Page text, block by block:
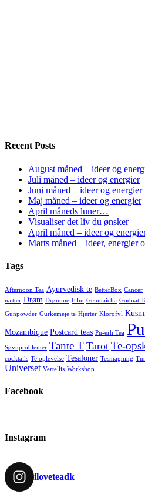
Recent Posts
August måned – ideer og
Juli måned – ideer og energier
Juni måned – ideer og energier
Maj måned – ideer og energier
April måneds luner…
Visualiser det liv du ønsker
April måned – ideer og
Marts måned – ideer, energier
Tags
Afternoon Tea Ayurvedisk te BetterBox Cancer
nætter Drøm Drømme Film Genmaicha Godnat
Gunpowder Gurkemeje te Hjerter Klorofyl
Mozambique Postcard teas Pu-erh Tea
Søvnproblemer Tante T Tarot Te-
cocktails Te oplevelse Tesaloner Tesmagning
Universet Vertellis Workshop
Facebook
Instagram
iloveteadk